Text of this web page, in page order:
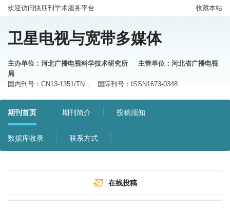
欢迎访问快期刊学术服务平台 收藏本站
卫星电视与宽带多媒体
主办单位：河北广播电视科学技术研究所
主管单位：河北省广播电视
局
国内刊号：CN13-1351/TN，
国际刊号：ISSN1673-0348
期刊首页 期刊简介 投稿须知
数据库收录 联系方式
在线投稿